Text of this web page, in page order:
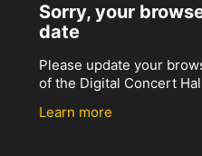
Sorry, your
date
Please update your
of the Digital Concert
Learn more